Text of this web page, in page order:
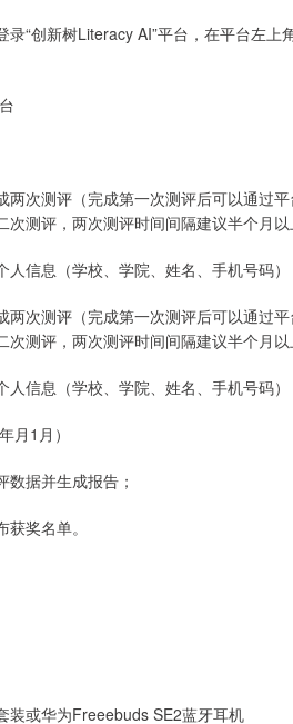
录“创新树Literacy AI”平台，在平台左
两次测评（完成第一次测评后可以通过
次测评，两次测评时间间隔建议半个月
人信息（学校、学院、姓名、手机号码）
两次测评（完成第一次测评后可以通过
次测评，两次测评时间间隔建议半个月
人信息（学校、学院、姓名、手机号码）
月1月）
数据并生成报告；
奖名单。
装或华为Freeebuds SE2蓝牙耳机